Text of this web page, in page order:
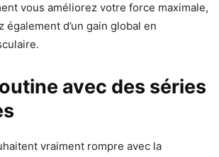
vous améliorez votre force maximale,
également d’un gain global en
avec des séries
vraiment rompre avec la